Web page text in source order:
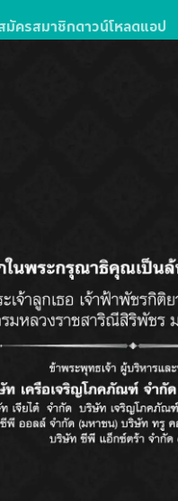
มัครสมาชิกดาวน์โหลดแอป
โอนคอยน์ แลกรีวอร์ด